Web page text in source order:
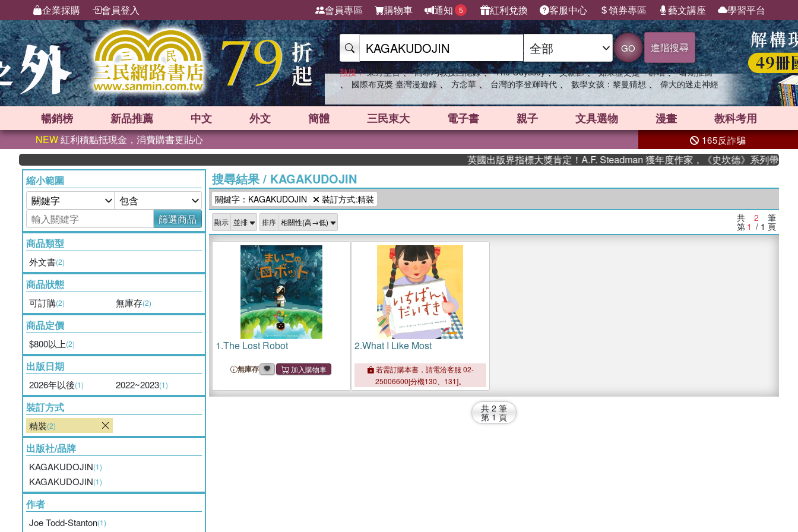
企業採購 會員登入 會員專區 購物車 通知 5 紅利兌換 客服中心 領券專區 藝文講座 學習平台
GO 進階搜尋
熱搜： 東野圭吾 、 高希均教授回憶錄 、 The Odyssey 、 父親節 、 如果歷史是一群喵 、 暑期推薦
、 國際布克獎 臺灣漫遊錄 、 方念華 、 台灣的李登輝時代 、 數學女孩：黎曼猜想 、 偉大的迷走神經
暢銷榜 新品推薦 中文 外文 簡體 三民東大 電子書 親子 文具選物 漫畫 教科考用
NEW紅利積點抵現金，消費購書更貼心 165反詐騙
英國出版界指標大獎肯定！A.F. Steadman 獲年度作家，《史坎德》系列帶你踏上
縮小範圍
篩選商品
商品類型
外文書(2)
商品狀態
可訂購(2) 無庫存(2)
商品定價
$800以上(2)
出版日期
2026年以後(1) 2022~2023(1)
裝訂方式
精裝(2)
出版社/品牌
KAGAKUDOJIN(1)
KAGAKUDOJIN(1)
作者
Joe Todd-Stanton(1)
搜尋結果/ KAGAKUDOJIN
關鍵字：KAGAKUDOJIN 裝訂方式:精裝
顯示 排序 共 2 筆
第 1 / 1 頁
1.The Lost Robot
無庫存
2.What I Like Most
若需訂購本書，請電洽客服 02-
25006600[分機130、131]。
共 2 筆
第 1 頁